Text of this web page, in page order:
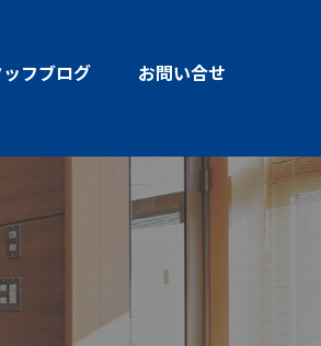
フブログ お問い合せ